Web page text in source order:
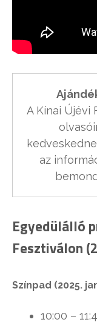
A Kínai Újévi
az
Egyedülálló
Fesztiválon
Színpad (2025.
10:00 –